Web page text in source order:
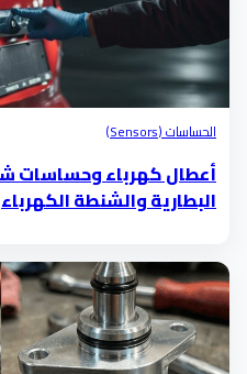
الحساسات (Sensors)
البطارية والشنطة الكهرباء